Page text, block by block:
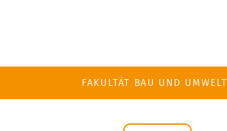
FAKULTÄT BAU UND UMWELT